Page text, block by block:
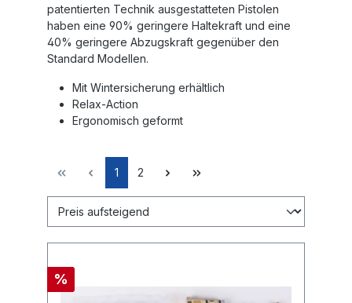
patentierten Technik ausgestatteten Pistolen
haben eine 90% geringere Haltekraft und eine
40% geringere Abzugskraft gegenüber den
Standard Modellen.
Mit Wintersicherung erhältlich
Relax-Action
Ergonomisch geformt
1 2
%